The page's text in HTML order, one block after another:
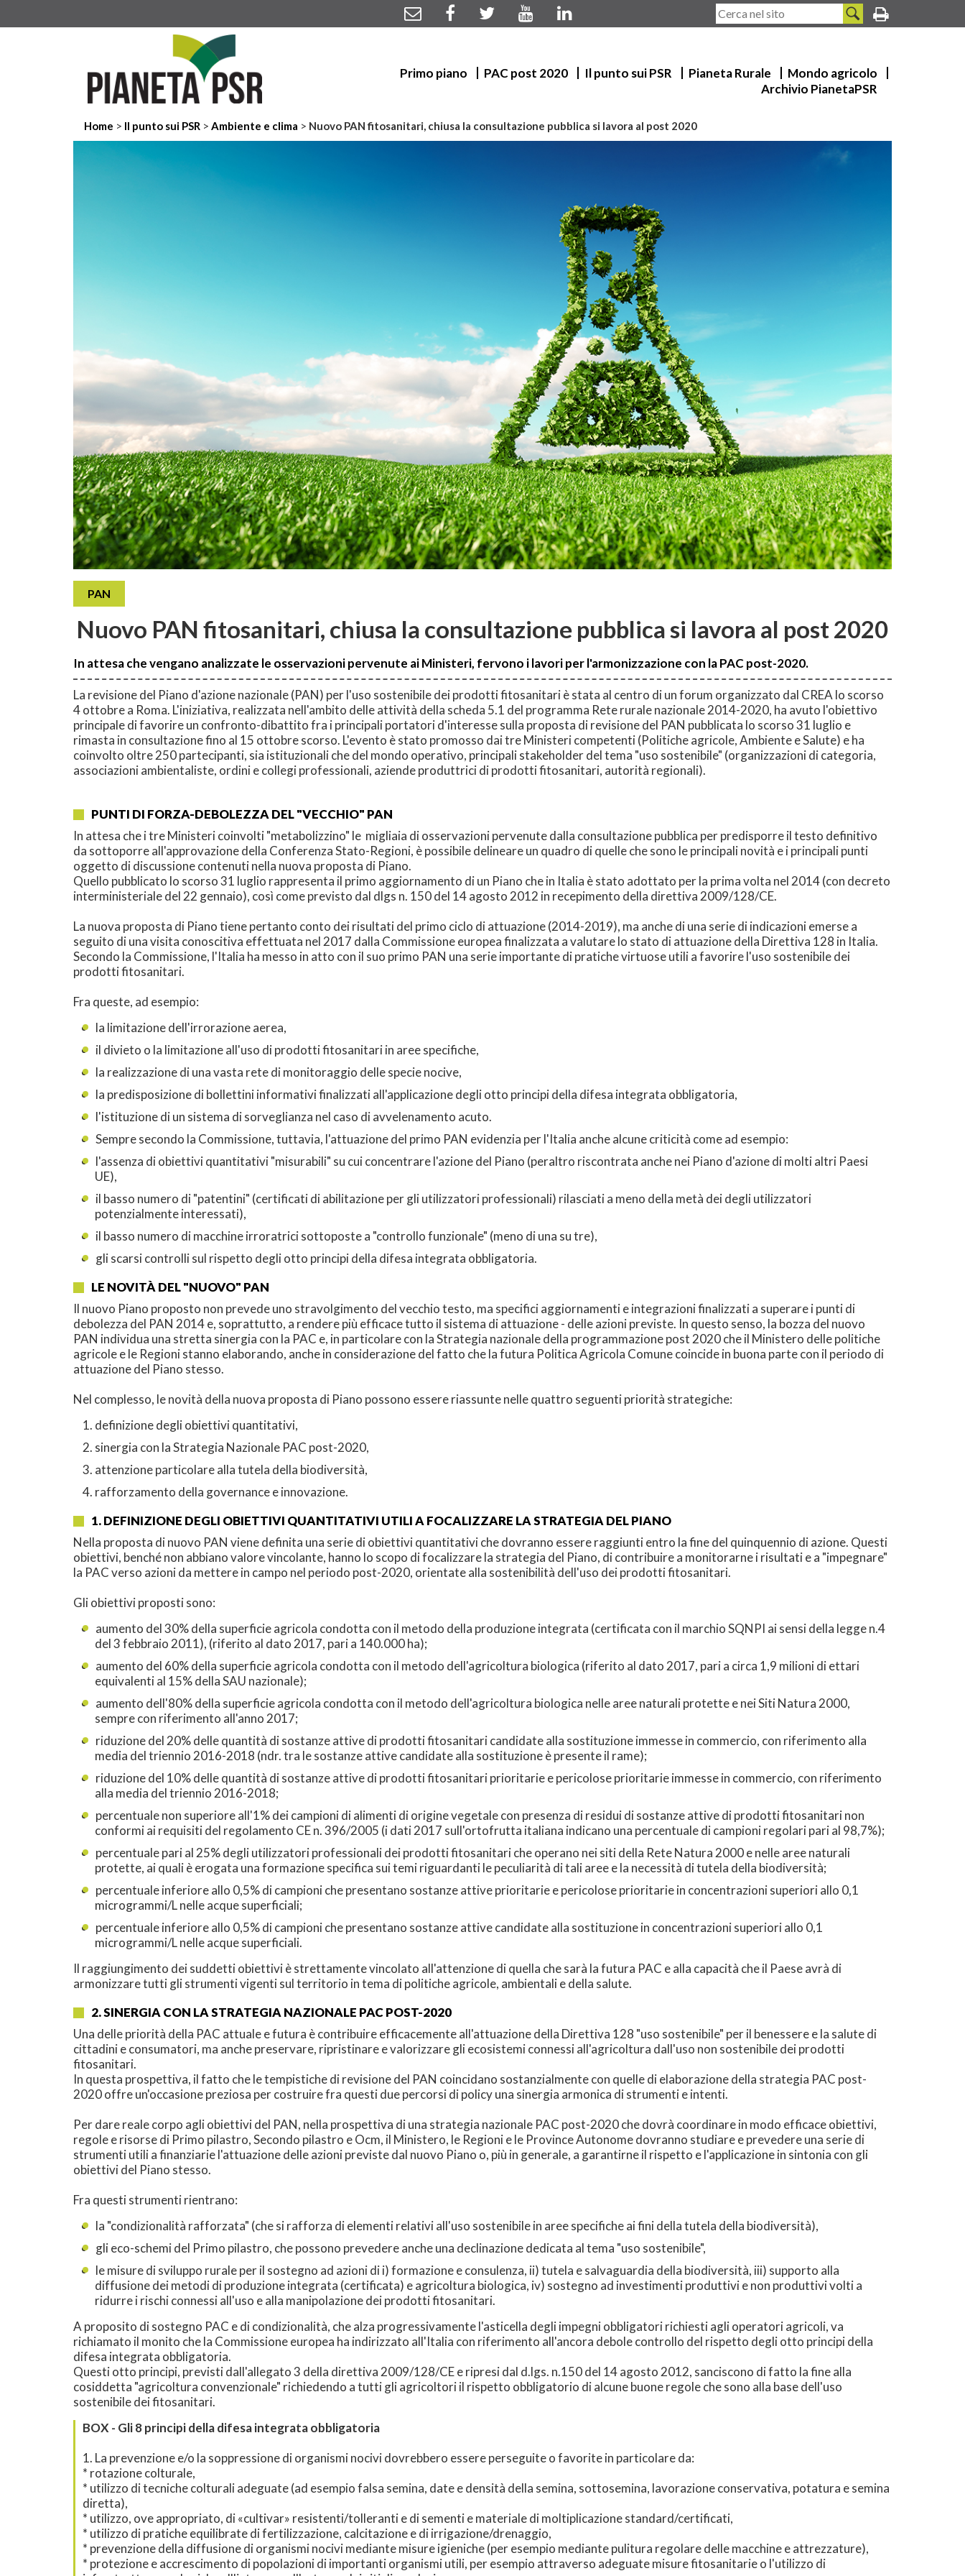
Primo piano PAC post 2020 Il punto sui PSR Pianeta Rurale
Mondo agricolo
Archivio PianetaPSR
Home > Il punto sui PSR > Ambiente e clima > Nuovo PAN fitosanitari, chiusa la consultazione pubblica si lavora al post 2020
PAN
Nuovo PAN fitosanitari, chiusa la consultazione pubblica si lavora al post 2020
In attesa che vengano analizzate le osservazioni pervenute ai Ministeri, fervono i lavori per l'armonizzazione con la PAC post-2020.
La revisione del Piano d'azione nazionale (PAN) per l'uso sostenibile dei prodotti fitosanitari è stata al centro di un forum organizzato dal CREA lo scorso
4 ottobre a Roma. L'iniziativa, realizzata nell'ambito delle attività della scheda 5.1 del programma Rete rurale nazionale 2014-2020, ha avuto l'obiettivo
principale di favorire un confronto-dibattito fra i principali portatori d'interesse sulla proposta di revisione del PAN pubblicata lo scorso 31 luglio e
rimasta in consultazione fino al 15 ottobre scorso. L'evento è stato promosso dai tre Ministeri competenti (Politiche agricole, Ambiente e Salute) e ha
coinvolto oltre 250 partecipanti, sia istituzionali che del mondo operativo, principali stakeholder del tema "uso sostenibile" (organizzazioni di categoria,
associazioni ambientaliste, ordini e collegi professionali, aziende produttrici di prodotti fitosanitari, autorità regionali).
PUNTI DI FORZA-DEBOLEZZA DEL "VECCHIO" PAN
In attesa che i tre Ministeri coinvolti "metabolizzino" le migliaia di osservazioni pervenute dalla consultazione pubblica per predisporre il testo definitivo
da sottoporre all'approvazione della Conferenza Stato-Regioni, è possibile delineare un quadro di quelle che sono le principali novità e i principali punti
oggetto di discussione contenuti nella nuova proposta di Piano.
Quello pubblicato lo scorso 31 luglio rappresenta il primo aggiornamento di un Piano che in Italia è stato adottato per la prima volta nel 2014 (con decreto
interministeriale del 22 gennaio), così come previsto dal dlgs n. 150 del 14 agosto 2012 in recepimento della direttiva 2009/128/CE.
La nuova proposta di Piano tiene pertanto conto dei risultati del primo ciclo di attuazione (2014-2019), ma anche di una serie di indicazioni emerse a
seguito di una visita conoscitiva effettuata nel 2017 dalla Commissione europea finalizzata a valutare lo stato di attuazione della Direttiva 128 in Italia.
Secondo la Commissione, l'Italia ha messo in atto con il suo primo PAN una serie importante di pratiche virtuose utili a favorire l'uso sostenibile dei
prodotti fitosanitari.
Fra queste, ad esempio:
la limitazione dell'irrorazione aerea,
il divieto o la limitazione all'uso di prodotti fitosanitari in aree specifiche,
la realizzazione di una vasta rete di monitoraggio delle specie nocive,
la predisposizione di bollettini informativi finalizzati all'applicazione degli otto principi della difesa integrata obbligatoria,
l'istituzione di un sistema di sorveglianza nel caso di avvelenamento acuto.
Sempre secondo la Commissione, tuttavia, l'attuazione del primo PAN evidenzia per l'Italia anche alcune criticità come ad esempio:
l'assenza di obiettivi quantitativi "misurabili" su cui concentrare l'azione del Piano (peraltro riscontrata anche nei Piano d'azione di molti altri Paesi
UE),
il basso numero di "patentini" (certificati di abilitazione per gli utilizzatori professionali) rilasciati a meno della metà dei degli utilizzatori
potenzialmente interessati),
il basso numero di macchine irroratrici sottoposte a "controllo funzionale" (meno di una su tre),
gli scarsi controlli sul rispetto degli otto principi della difesa integrata obbligatoria.
LE NOVITÀ DEL "NUOVO" PAN
Il nuovo Piano proposto non prevede uno stravolgimento del vecchio testo, ma specifici aggiornamenti e integrazioni finalizzati a superare i punti di
debolezza del PAN 2014 e, soprattutto, a rendere più efficace tutto il sistema di attuazione - delle azioni previste. In questo senso, la bozza del nuovo
PAN individua una stretta sinergia con la PAC e, in particolare con la Strategia nazionale della programmazione post 2020 che il Ministero delle politiche
agricole e le Regioni stanno elaborando, anche in considerazione del fatto che la futura Politica Agricola Comune coincide in buona parte con il periodo di
attuazione del Piano stesso.
Nel complesso, le novità della nuova proposta di Piano possono essere riassunte nelle quattro seguenti priorità strategiche:
definizione degli obiettivi quantitativi,
sinergia con la Strategia Nazionale PAC post-2020,
attenzione particolare alla tutela della biodiversità,
rafforzamento della governance e innovazione.
1. DEFINIZIONE DEGLI OBIETTIVI QUANTITATIVI UTILI A FOCALIZZARE LA STRATEGIA DEL PIANO
Nella proposta di nuovo PAN viene definita una serie di obiettivi quantitativi che dovranno essere raggiunti entro la fine del quinquennio di azione. Questi
obiettivi, benché non abbiano valore vincolante, hanno lo scopo di focalizzare la strategia del Piano, di contribuire a monitorarne i risultati e a "impegnare"
la PAC verso azioni da mettere in campo nel periodo post-2020, orientate alla sostenibilità dell'uso dei prodotti fitosanitari.
Gli obiettivi proposti sono:
aumento del 30% della superficie agricola condotta con il metodo della produzione integrata (certificata con il marchio SQNPI ai sensi della legge n.4
del 3 febbraio 2011), (riferito al dato 2017, pari a 140.000 ha);
aumento del 60% della superficie agricola condotta con il metodo dell'agricoltura biologica (riferito al dato 2017, pari a circa 1,9 milioni di ettari
equivalenti al 15% della SAU nazionale);
aumento dell'80% della superficie agricola condotta con il metodo dell'agricoltura biologica nelle aree naturali protette e nei Siti Natura 2000,
sempre con riferimento all'anno 2017;
riduzione del 20% delle quantità di sostanze attive di prodotti fitosanitari candidate alla sostituzione immesse in commercio, con riferimento alla
media del triennio 2016-2018 (ndr. tra le sostanze attive candidate alla sostituzione è presente il rame);
riduzione del 10% delle quantità di sostanze attive di prodotti fitosanitari prioritarie e pericolose prioritarie immesse in commercio, con riferimento
alla media del triennio 2016-2018;
percentuale non superiore all'1% dei campioni di alimenti di origine vegetale con presenza di residui di sostanze attive di prodotti fitosanitari non
conformi ai requisiti del regolamento CE n. 396/2005 (i dati 2017 sull'ortofrutta italiana indicano una percentuale di campioni regolari pari al 98,7%);
percentuale pari al 25% degli utilizzatori professionali dei prodotti fitosanitari che operano nei siti della Rete Natura 2000 e nelle aree naturali
protette, ai quali è erogata una formazione specifica sui temi riguardanti le peculiarità di tali aree e la necessità di tutela della biodiversità;
percentuale inferiore allo 0,5% di campioni che presentano sostanze attive prioritarie e pericolose prioritarie in concentrazioni superiori allo 0,1
microgrammi/L nelle acque superficiali;
percentuale inferiore allo 0,5% di campioni che presentano sostanze attive candidate alla sostituzione in concentrazioni superiori allo 0,1
microgrammi/L nelle acque superficiali.
Il raggiungimento dei suddetti obiettivi è strettamente vincolato all'attenzione di quella che sarà la futura PAC e alla capacità che il Paese avrà di
armonizzare tutti gli strumenti vigenti sul territorio in tema di politiche agricole, ambientali e della salute.
2. SINERGIA CON LA STRATEGIA NAZIONALE PAC POST-2020
Una delle priorità della PAC attuale e futura è contribuire efficacemente all'attuazione della Direttiva 128 "uso sostenibile" per il benessere e la salute di
cittadini e consumatori, ma anche preservare, ripristinare e valorizzare gli ecosistemi connessi all'agricoltura dall'uso non sostenibile dei prodotti
fitosanitari.
In questa prospettiva, il fatto che le tempistiche di revisione del PAN coincidano sostanzialmente con quelle di elaborazione della strategia PAC post-
2020 offre un'occasione preziosa per costruire fra questi due percorsi di policy una sinergia armonica di strumenti e intenti.
Per dare reale corpo agli obiettivi del PAN, nella prospettiva di una strategia nazionale PAC post-2020 che dovrà coordinare in modo efficace obiettivi,
regole e risorse di Primo pilastro, Secondo pilastro e Ocm, il Ministero, le Regioni e le Province Autonome dovranno studiare e prevedere una serie di
strumenti utili a finanziarie l'attuazione delle azioni previste dal nuovo Piano o, più in generale, a garantirne il rispetto e l'applicazione in sintonia con gli
obiettivi del Piano stesso.
Fra questi strumenti rientrano:
la "condizionalità rafforzata" (che si rafforza di elementi relativi all'uso sostenibile in aree specifiche ai fini della tutela della biodiversità),
gli eco-schemi del Primo pilastro, che possono prevedere anche una declinazione dedicata al tema "uso sostenibile",
le misure di sviluppo rurale per il sostegno ad azioni di i) formazione e consulenza, ii) tutela e salvaguardia della biodiversità, iii) supporto alla
diffusione dei metodi di produzione integrata (certificata) e agricoltura biologica, iv) sostegno ad investimenti produttivi e non produttivi volti a
ridurre i rischi connessi all'uso e alla manipolazione dei prodotti fitosanitari.
A proposito di sostegno PAC e di condizionalità, che alza progressivamente l'asticella degli impegni obbligatori richiesti agli operatori agricoli, va
richiamato il monito che la Commissione europea ha indirizzato all'Italia con riferimento all'ancora debole controllo del rispetto degli otto principi della
difesa integrata obbligatoria.
Questi otto principi, previsti dall'allegato 3 della direttiva 2009/128/CE e ripresi dal d.lgs. n.150 del 14 agosto 2012, sanciscono di fatto la fine alla
cosiddetta "agricoltura convenzionale" richiedendo a tutti gli agricoltori il rispetto obbligatorio di alcune buone regole che sono alla base dell'uso
sostenibile dei fitosanitari.
BOX - Gli 8 principi della difesa integrata obbligatoria
1. La prevenzione e/o la soppressione di organismi nocivi dovrebbero essere perseguite o favorite in particolare da:
* rotazione colturale,
* utilizzo di tecniche colturali adeguate (ad esempio falsa semina, date e densità della semina, sottosemina, lavorazione conservativa, potatura e semina
diretta),
* utilizzo, ove appropriato, di «cultivar» resistenti/tolleranti e di sementi e materiale di moltiplicazione standard/certificati,
* utilizzo di pratiche equilibrate di fertilizzazione, calcitazione e di irrigazione/drenaggio,
* prevenzione della diffusione di organismi nocivi mediante misure igieniche (per esempio mediante pulitura regolare delle macchine e attrezzature),
* protezione e accrescimento di popolazioni di importanti organismi utili, per esempio attraverso adeguate misure fitosanitarie o l'utilizzo di